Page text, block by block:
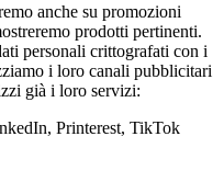
anche su promozioni
prodotti pertinenti.
personali crittografati con i
i loro canali pubblicitari
già i loro servizi:
Printerest, TikTok